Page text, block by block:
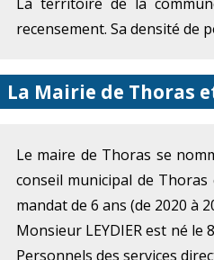
recensement. Sa densité de
La Mairie de Thoras
Le maire de Thoras se
conseil municipal de Thoras
mandat de 6 ans (de 2020 à
Monsieur LEYDIER est né le
Personnels des services